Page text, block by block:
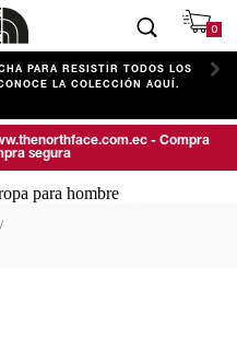
0
PARA RESISTIR TODOS LOS
LA COLECCIÓN AQUÍ.
- Compra
segura
PARA